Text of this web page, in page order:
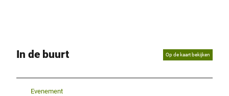
In de buurt Op de kaart bekijken
Evenement